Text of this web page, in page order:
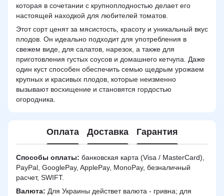
которая в сочетании с крупноплодностью делает его
настоящей находкой для любителей томатов.
Этот сорт ценят за мясистость, красоту и уникальный вкус
плодов. Он идеально подходит для употребления в
свежем виде, для салатов, нарезок, а также для
приготовления густых соусов и домашнего кетчупа. Даже
один куст способен обеспечить семью щедрым урожаем
крупных и красивых плодов, которые неизменно
вызывают восхищение и становятся гордостью
огородника.
Оплата Доставка Гарантия
Способы оплаты: банковская карта (Visa / MasterCard),
PayPal, GooglePay, ApplePay, MonoPay, безналичный
расчет, SWIFT.
Валюта: Для Украины действет валюта - гривна; для